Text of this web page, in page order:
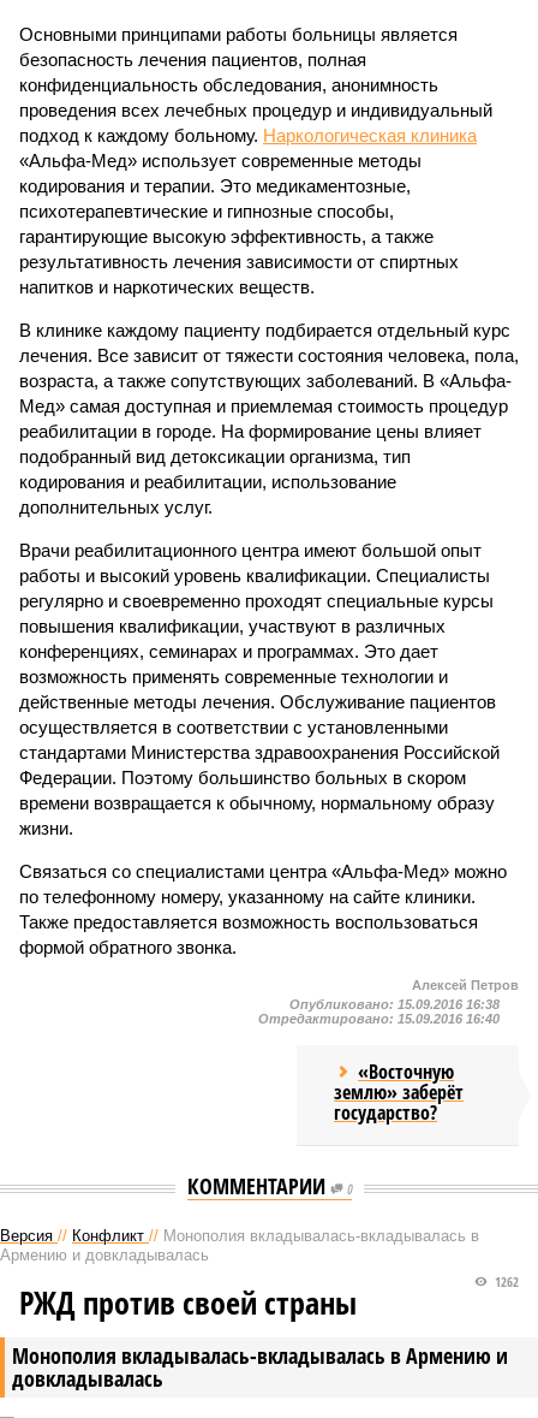
Основными принципами работы больницы является
безопасность лечения пациентов, полная
конфиденциальность обследования, анонимность
проведения всех лечебных процедур и индивидуальный
подход к каждому больному. Наркологическая клиника
«Альфа-Мед» использует современные методы
кодирования и терапии. Это медикаментозные,
психотерапевтические и гипнозные способы,
гарантирующие высокую эффективность, а также
результативность лечения зависимости от спиртных
напитков и наркотических веществ.
В клинике каждому пациенту подбирается отдельный курс
лечения. Все зависит от тяжести состояния человека, пола,
возраста, а также сопутствующих заболеваний. В «Альфа-
Мед» самая доступная и приемлемая стоимость процедур
реабилитации в городе. На формирование цены влияет
подобранный вид детоксикации организма, тип
кодирования и реабилитации, использование
дополнительных услуг.
Врачи реабилитационного центра имеют большой опыт
работы и высокий уровень квалификации. Специалисты
регулярно и своевременно проходят специальные курсы
повышения квалификации, участвуют в различных
конференциях, семинарах и программах. Это дает
возможность применять современные технологии и
действенные методы лечения. Обслуживание пациентов
осуществляется в соответствии с установленными
стандартами Министерства здравоохранения Российской
Федерации. Поэтому большинство больных в скором
времени возвращается к обычному, нормальному образу
жизни.
Связаться со специалистами центра «Альфа-Мед» можно
по телефонному номеру, указанному на сайте клиники.
Также предоставляется возможность воспользоваться
формой обратного звонка.
Алексей Петров
Опубликовано: 15.09.2016 16:38
Отредактировано: 15.09.2016 16:40
«Восточную
землю» заберёт
государство?
КОММЕНТАРИИ 0
Версия // Конфликт // Монополия вкладывалась-вкладывалась в
Армению и довкладывалась
Монополия вкладывалась-вкладывалась в Армению и
довкладывалась
1262
РЖД против своей страны